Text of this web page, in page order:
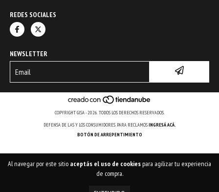
Al navegar por este sitio aceptás el uso de cookiespara agilizar tu experiencia
de compra.
REDES SOCIALES
NEWSLETTER
COPYRIGHT GISA - 2026. TODOS LOS DERECHOS RESERVADOS.
DEFENSA DE LAS Y LOS CONSUMIDORES. PARA RECLAMOSINGRESÁ ACÁ.
BOTÓN DE ARREPENTIMIENTO